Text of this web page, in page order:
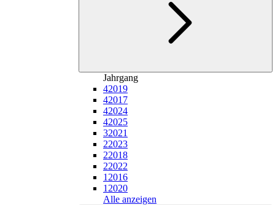
Jahrgang
42019
42017
42024
42025
32021
22023
22018
22022
1 2016
1 2020
Alle anzeigen